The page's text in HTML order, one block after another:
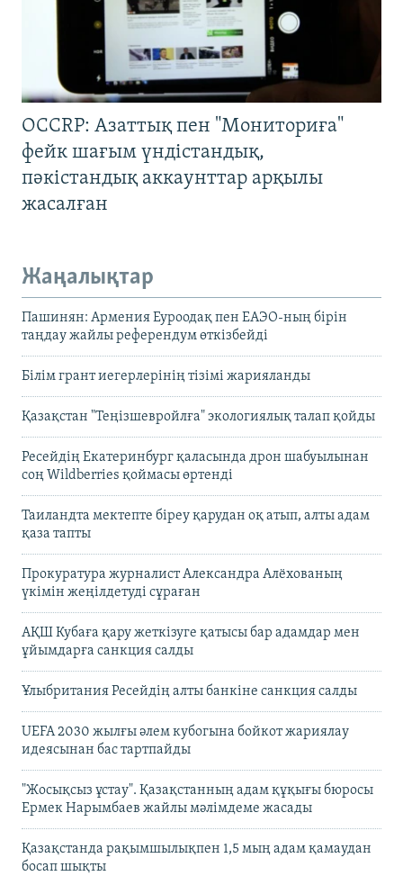
OCCRP: Азаттық пен "Мониториға"
фейк шағым үндістандық,
пәкістандық аккаунттар арқылы
жасалған
Жаңалықтар
Пашинян: Армения Еуроодақ пен ЕАЭО-ның бірін
таңдау жайлы референдум өткізбейді
Білім грант иегерлерінің тізімі жарияланды
Қазақстан "Теңізшевройлға" экологиялық талап қойды
Ресейдің Екатеринбург қаласында дрон шабуылынан
соң Wildberries қоймасы өртенді
Таиландта мектепте біреу қарудан оқ атып, алты адам
қаза тапты
Прокуратура журналист Александра Алёхованың
үкімін жеңілдетуді сұраған
АҚШ Кубаға қару жеткізуге қатысы бар адамдар мен
ұйымдарға санкция салды
Ұлыбритания Ресейдің алты банкіне санкция салды
UEFA 2030 жылғы әлем кубогына бойкот жариялау
идеясынан бас тартпайды
"Жосықсыз ұстау". Қазақстанның адам құқығы бюросы
Ермек Нарымбаев жайлы мәлімдеме жасады
Қазақстанда рақымшылықпен 1,5 мың адам қамаудан
босап шықты